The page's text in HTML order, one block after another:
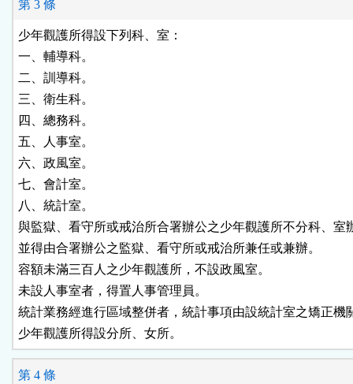
第 3 條
少年觀護所得設下列科、室：
一、輔導科。
二、訓導科。
三、衛生科。
四、總務科。
五、人事室。
六、政風室。
七、會計室。
八、統計室。
與監獄、看守所或戒治所合署辦公之少年觀護所不分科、室
並得由合署辦公之監獄、看守所或戒治所兼任或兼辦。
容額未滿三百人之少年觀護所，不設政風室。
未設人事室者，得置人事管理員。
統計業務經進行區域整併者，統計事項由設統計室之矯正機
少年觀護所得設分所、女所。
第 4 條